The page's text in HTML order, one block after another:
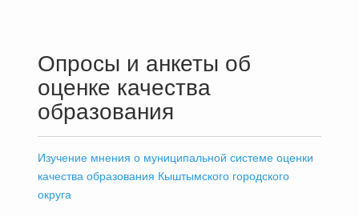
Опросы и анкеты об
оценке качества
образования
Изучение мнения о муниципальной системе оценки
качества образования Кыштымского городского
округа